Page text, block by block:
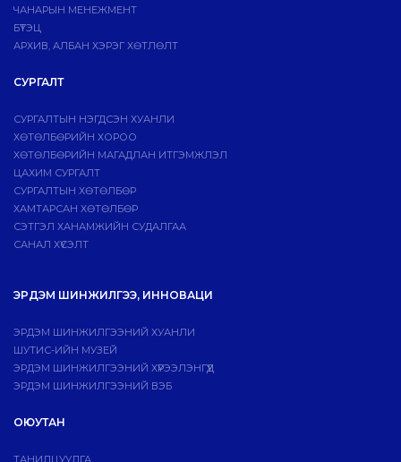
ЧАНАРЫН МЕНЕЖМЕНТ
БҮТЭЦ
АРХИВ, АЛБАН ХЭРЭГ ХӨТЛӨЛТ
СУРГАЛТ
СУРГАЛТЫН НЭГДСЭН ХУАНЛИ
ХӨТӨЛБӨРИЙН ХОРОО
ХӨТӨЛБӨРИЙН МАГАДЛАН ИТГЭМЖЛЭЛ
ЦАХИМ СУРГАЛТ
СУРГАЛТЫН ХӨТӨЛБӨР
ХАМТАРСАН ХӨТӨЛБӨР
СЭТГЭЛ ХАНАМЖИЙН СУДАЛГАА
САНАЛ ХҮСЭЛТ
ЭРДЭМ ШИНЖИЛГЭЭ, ИННОВАЦИ
ЭРДЭМ ШИНЖИЛГЭЭНИЙ ХУАНЛИ
ШУТИС-ИЙН МУЗЕЙ
ЭРДЭМ ШИНЖИЛГЭЭНИЙ ХҮРЭЭЛЭНГҮҮД
ЭРДЭМ ШИНЖИЛГЭЭНИЙ ВЭБ
ОЮУТАН